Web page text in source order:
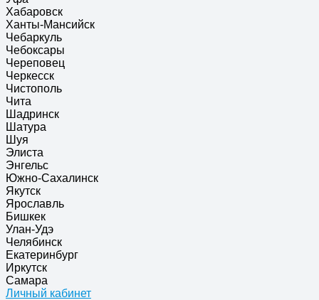
Хабаровск
Ханты-Мансийск
Чебаркуль
Чебоксары
Череповец
Черкесск
Чистополь
Чита
Шадринск
Шатура
Шуя
Элиста
Энгельс
Южно-Сахалинск
Якутск
Ярославль
Бишкек
Улан-Удэ
Челябинск
Екатеринбург
Иркутск
Самара
Личный кабинет